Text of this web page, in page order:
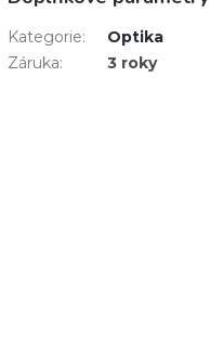
Kategorie:
Optika
Záruka: 3 roky